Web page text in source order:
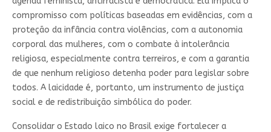
compromisso com políticas baseadas em evidências, com a
proteção da infância contra violências, com a autonomia
corporal das mulheres, com o combate à intolerância
religiosa, especialmente contra terreiros, e com a garantia
de que nenhum religioso detenha poder para legislar sobre
todos. A laicidade é, portanto, um instrumento de justiça
social e de redistribuição simbólica do poder.
Consolidar o Estado laico no Brasil exige fortalecer a